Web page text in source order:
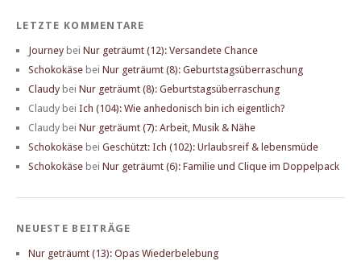
LETZTE KOMMENTARE
Journey bei Nur geträumt (12): Versandete Chance
Schokokäse bei Nur geträumt (8): Geburtstagsüberraschung
Claudy bei Nur geträumt (8): Geburtstagsüberraschung
Claudy bei Ich (104): Wie anhedonisch bin ich eigentlich?
Claudy bei Nur geträumt (7): Arbeit, Musik & Nähe
Schokokäse bei Geschützt: Ich (102): Urlaubsreif & lebensmüde
Schokokäse bei Nur geträumt (6): Familie und Clique im Doppelpack
NEUESTE BEITRÄGE
Nur geträumt (13): Opas Wiederbelebung